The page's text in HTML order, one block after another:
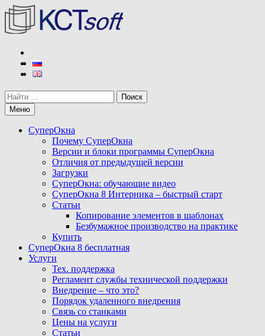
Перейти
содержимому
КСТ софт
Разработчик программы СуперОкна
Поиск
Меню
СуперОкна
Почему СуперОкна
Версии и блоки программы СуперОкна
Отличия от предыдущей версии
Загрузки
СуперОкна: обучающие видео
СуперОкна 8 Интерника – быстрый старт
Статьи
Копирование элементов в шаблонах
Безбумажное производство на практике
Купить
СуперОкна 8 бесплатная
Услуги
Тех. поддержка
Регламент службы технической поддержки
Внедрение – что это?
Порядок удаленного внедрения
Связь со станками
Цены на услуги
Статьи